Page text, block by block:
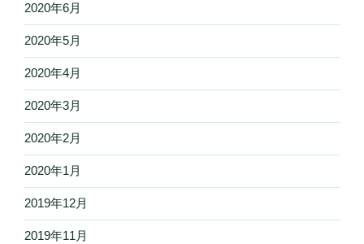
2020年6月
2020年5月
2020年4月
2020年3月
2020年2月
2020年1月
2019年12月
2019年11月